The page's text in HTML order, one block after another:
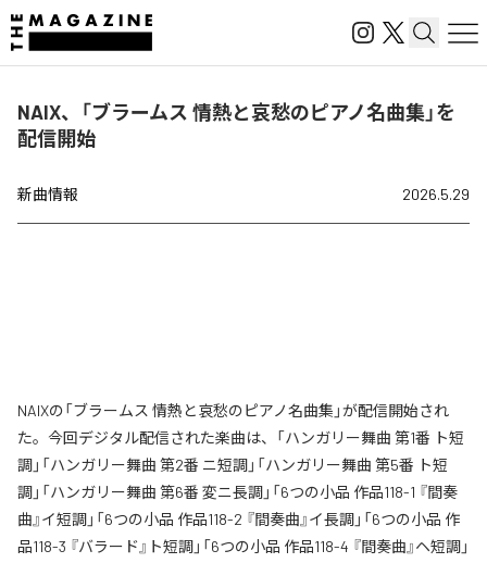
NAIX、「ブラームス 情熱と哀愁のピアノ名曲集」を
配信開始
新曲情報 2026.5.29
NAIXの「ブラームス 情熱と哀愁のピアノ名曲集」が配信開始され
た。今回デジタル配信された楽曲は、「ハンガリー舞曲 第1番 ト短
調」「ハンガリー舞曲 第2番 ニ短調」「ハンガリー舞曲 第5番 ト短
調」「ハンガリー舞曲 第6番 変ニ長調」「6つの小品 作品118-1 『間奏
曲』イ短調」「6つの小品 作品118-2 『間奏曲』イ長調」「6つの小品 作
品118-3 『バラード』ト短調」「6つの小品 作品118-4 『間奏曲』ヘ短調」